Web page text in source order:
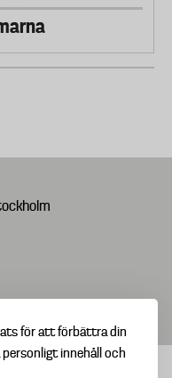
för att förbättra din
innehåll och